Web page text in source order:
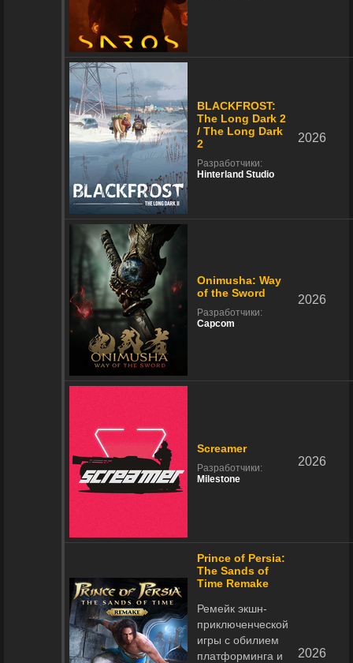
BLACKFROST:
The Long Dark 2
/ The Long Dark
2
Разработчики:
Hinterland Studio
2026
Onimusha: Way
of the Sword
Разработчики:
Capcom
2026
Screamer
Разработчики:
Milestone
2026
Prince of Persia:
The Sands of
Time Remake
Ремейк экшн-
приключенческой
игры с обилием
платформинга и
2026